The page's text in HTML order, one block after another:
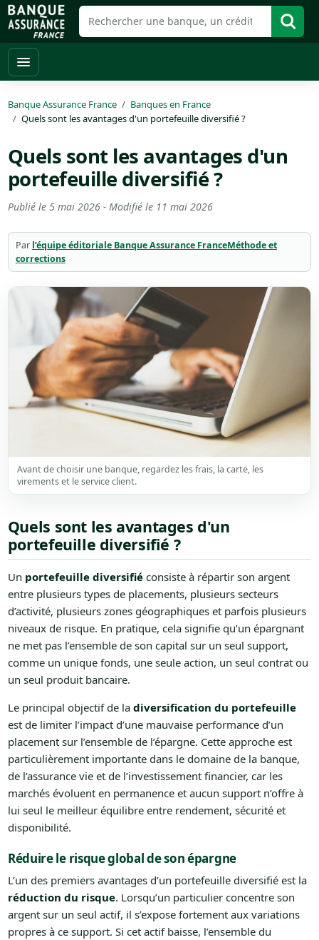
Banque Assurance France
Banques en France
Quels sont les avantages d'un portefeuille diversifié ?
Quels sont les avantages d'un
portefeuille diversifié ?
Publié le 5 mai 2026- Modifié le 11 mai 2026
Par l’équipe éditoriale Banque Assurance FranceMéthode et
corrections
Avant de choisir une banque, regardez les frais, la carte, les
virements et le service client.
Quels sont les avantages d'un
portefeuille diversifié ?
Un portefeuille diversifiéconsiste à répartir son argent
entre plusieurs types de placements, plusieurs secteurs
d’activité, plusieurs zones géographiques et parfois plusieurs
niveaux de risque. En pratique, cela signifie qu’un épargnant
ne met pas l’ensemble de son capital sur un seul support,
comme un unique fonds, une seule action, un seul contrat ou
un seul produit bancaire.
Le principal objectif de la diversification du portefeuille
est de limiter l’impact d’une mauvaise performance d’un
placement sur l’ensemble de l’épargne. Cette approche est
particulièrement importante dans le domaine de la banque,
de l’assurance vie et de l’investissement financier, car les
marchés évoluent en permanence et aucun support n’offre à
lui seul le meilleur équilibre entre rendement, sécurité et
disponibilité.
Réduire le risque global de son épargne
L’un des premiers avantages d’un portefeuille diversifié est la
réduction du risque. Lorsqu’un particulier concentre son
argent sur un seul actif, il s’expose fortement aux variations
propres à ce support. Si cet actif baisse, l’ensemble du